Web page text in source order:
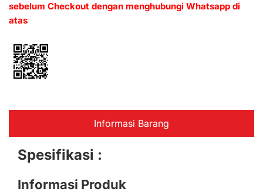
sebelum Checkout dengan menghubungi Whatsapp di
atas
Informasi Barang
Spesifikasi :
Informasi Produk